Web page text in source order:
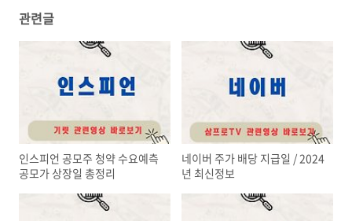
관련글
인스피언 공모주 청약 수요예측
공모가 상장일 총정리
네이버 주가 배당 지급일 / 2024
년 최신정보